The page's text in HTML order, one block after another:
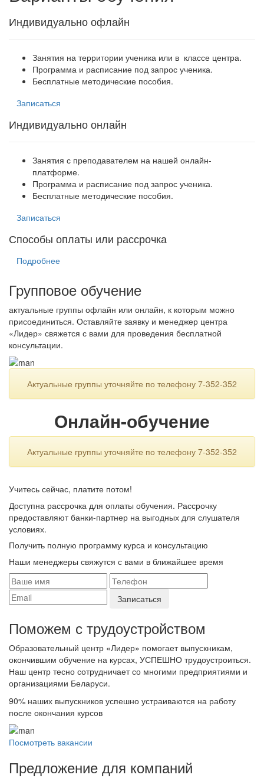
Индивидуально офлайн
Занятия на территории ученика или в классе центра.
Программа и расписание под запрос ученика.
Бесплатные методические пособия.
Записаться
Индивидуально онлайн
Занятия с преподавателем на нашей онлайн-
платформе.
Программа и расписание под запрос ученика.
Бесплатные методические пособия.
Записаться
Способы оплаты или рассрочка
Подробнее
Групповое обучение
актуальные группы офлайн или онлайн, к которым можно
присоединиться. Оставляйте заявку и менеджер центра
«Лидер» свяжется с вами для проведения бесплатной
консультации.
Актуальные группы уточняйте по телефону 7-352-352
Онлайн-обучение
Актуальные группы уточняйте по телефону 7-352-352
Учитесь сейчас, платите потом!
Доступна рассрочка для оплаты обучения. Рассрочку
предоставляют банки-партнер на выгодных для слушателя
условиях.
Получить полную программу курса и консультацию
Наши менеджеры свяжутся с вами в ближайшее время
Поможем с трудоустройcтвом
Образовательный центр «Лидер» помогает выпускникам,
окончившим обучение на курсах, УСПЕШНО трудоустроиться.
Наш центр тесно сотрудничает со многими предприятиями и
организациями Беларуси.
90% наших выпускников успешно устраиваются на работу
после окончания курсов
Посмотреть вакансии
Предложение для компаний